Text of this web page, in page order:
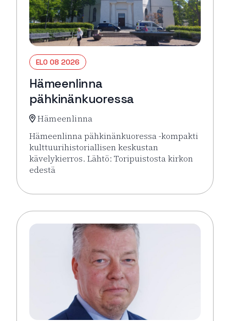
ELO 08 2026
Hämeenlinna
pähkinänkuoressa
Hämeenlinna
Hämeenlinna pähkinänkuoressa -kompakti
kulttuurihistoriallisen keskustan
kävelykierros. Lähtö: Toripuistosta kirkon
edestä
Lue lisää tapahtumasta Hämeenlinna